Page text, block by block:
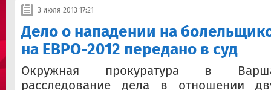
3 июля 2013 17:21
Дело о нападении на
на ЕВРО-2012 передано в суд
Окружная прокуратура в
расследование дела в отношении